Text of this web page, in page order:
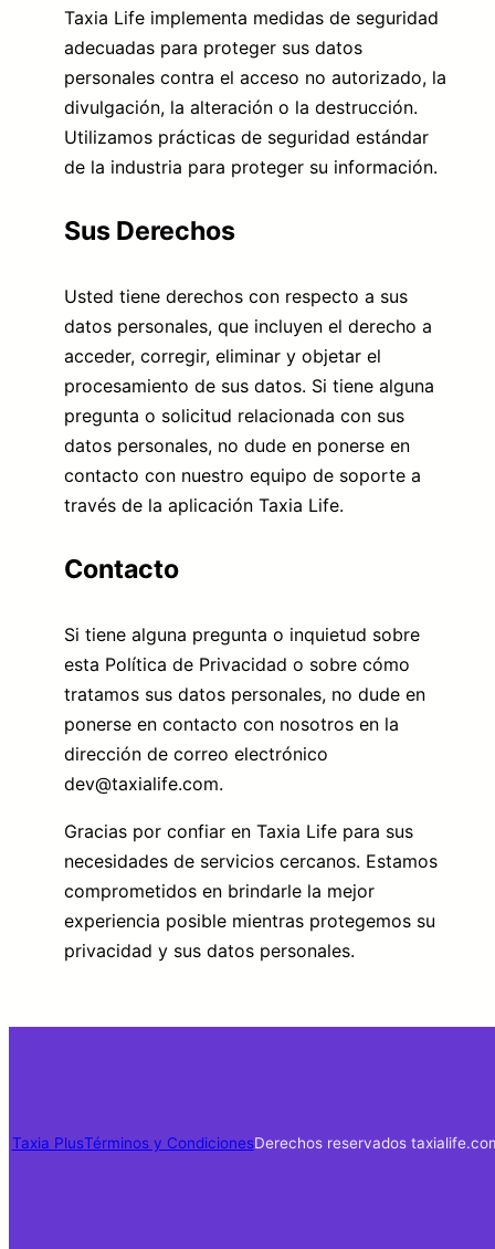
Taxia Life implementa medidas de seguridad
adecuadas para proteger sus datos
personales contra el acceso no autorizado, la
divulgación, la alteración o la destrucción.
Utilizamos prácticas de seguridad estándar
de la industria para proteger su información.
Sus Derechos
Usted tiene derechos con respecto a sus
datos personales, que incluyen el derecho a
acceder, corregir, eliminar y objetar el
procesamiento de sus datos. Si tiene alguna
pregunta o solicitud relacionada con sus
datos personales, no dude en ponerse en
contacto con nuestro equipo de soporte a
través de la aplicación Taxia Life.
Contacto
Si tiene alguna pregunta o inquietud sobre
esta Política de Privacidad o sobre cómo
tratamos sus datos personales, no dude en
ponerse en contacto con nosotros en la
dirección de correo electrónico
dev@taxialife.com.
Gracias por confiar en Taxia Life para sus
necesidades de servicios cercanos. Estamos
comprometidos en brindarle la mejor
experiencia posible mientras protegemos su
privacidad y sus datos personales.
Taxia PlusTérminos y CondicionesDerechos reservados